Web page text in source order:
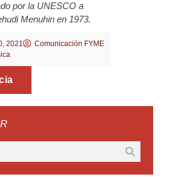
por la UNESCO a
Menuhin en 1973.
2021
Comunicación FYME